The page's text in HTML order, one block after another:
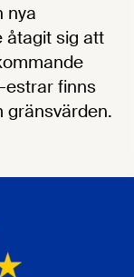
nya
åtagit sig att
estrar finns
gränsvärden.